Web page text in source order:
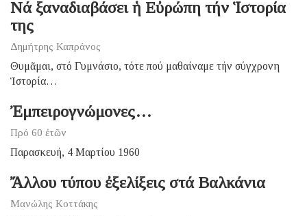
Νά ξαναδιαβάσει ἡ Εὐρώπη τήν Ἱστορία
της
Δημήτρης Καπράνος
Θυμᾶμαι, στό Γυμνάσιο, τότε πού μαθαίναμε τήν σύγχρονη
Ἱστορία…
Ἐμπειρογνώμονες…
Πρό 60 ἐτῶν
Παρασκευή, 4 Μαρτίου 1960
Ἄλλου τύπου ἐξελίξεις στά Βαλκάνια
Μανώλης Κοττάκης